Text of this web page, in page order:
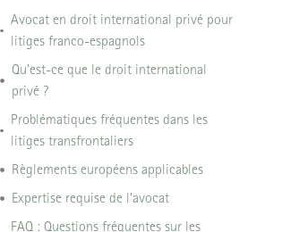
Avocat en droit international privé pour
litiges franco-espagnols
Qu’est-ce que le droit international
privé ?
Problématiques fréquentes dans les
litiges transfrontaliers
Règlements européens applicables
Expertise requise de l’avocat
FAQ : Questions fréquentes sur les